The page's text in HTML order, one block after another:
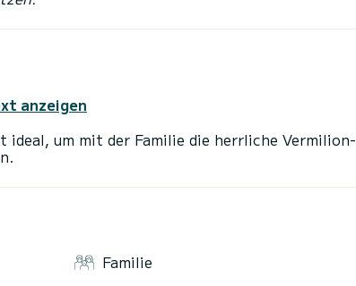
anzeigen
um mit der Familie die herrliche Vermilion-
Familie